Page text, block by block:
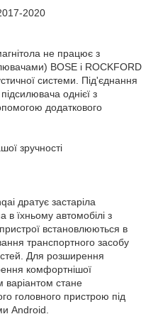
2020
не працює з
BOSE і ROCKFORD
системи. Під'єднання
однієї з
додаткового
зручності
дратує застаріла
в їхньому автомобілі з
встановлюються в
транспортного засобу
Для розширення
комфортнішої
стане
головного пристрою під
Android.